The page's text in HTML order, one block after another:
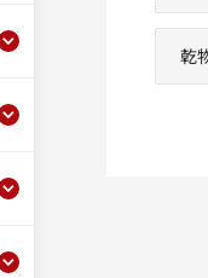
乾